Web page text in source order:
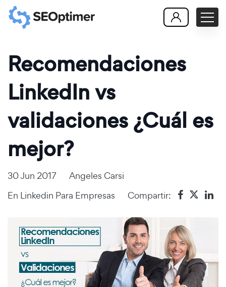
Recomendaciones
LinkedIn vs
validaciones ¿Cuál es
mejor?
30 Jun 2017
Angeles Carsi
En Linkedin Para Empresas Compartir: